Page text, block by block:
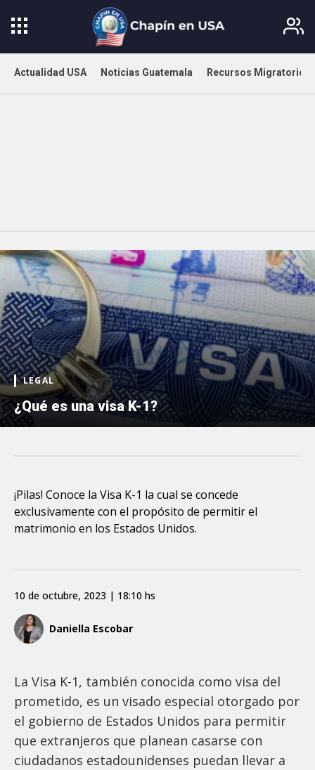
Actualidad USA Noticias Guatemala Recursos Migratorios
LEGAL
¿Qué es una visa K-1?
¡Pilas! Conoce la Visa K-1 la cual se concede
exclusivamente con el propósito de permitir el
matrimonio en los Estados Unidos.
Daniella Escobar
10 de octubre, 2023 | 18:10 hs
La Visa K-1, también conocida como visa del
prometido, es un visado especial otorgado por
el gobierno de Estados Unidos para permitir
que extranjeros que planean casarse con
ciudadanos estadounidenses puedan llevar a